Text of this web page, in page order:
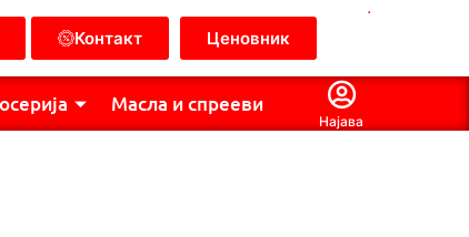
Контакт Ценовник
.
Масла и спрееви
Најава